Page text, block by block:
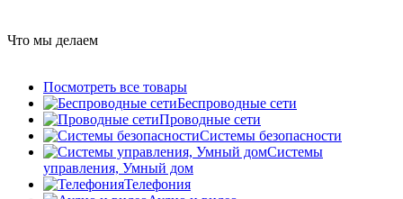
Что мы делаем
Посмотреть все товары
Беспроводные сети
Проводные сети
Системы безопасности
Системы
управления, Умный дом
Телефония